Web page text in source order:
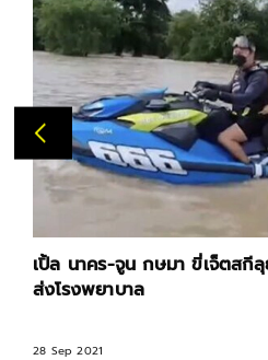
เปิ้ล นาคร-จูน กษมา ขี่เจ็ตสกี
ส่งโรงพยาบาล
28 Sep 2021